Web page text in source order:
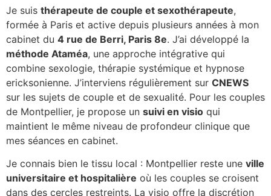
Je suis thérapeute de couple et sexothérapeute,
formée à Paris et active depuis plusieurs années à mon
cabinet du 4 rue de Berri, Paris 8e. J’ai développé la
méthode Ataméa, une approche intégrative qui
combine sexologie, thérapie systémique et hypnose
ericksonienne. J’interviens régulièrement sur CNEWS
sur les sujets de couple et de sexualité. Pour les couples
de Montpellier, je propose un suivi en visio qui
maintient le même niveau de profondeur clinique que
mes séances en cabinet.
Je connais bien le tissu local : Montpellier reste une ville
universitaire et hospitalière où les couples se croisent
dans des cercles restreints. La visio offre la discrétion